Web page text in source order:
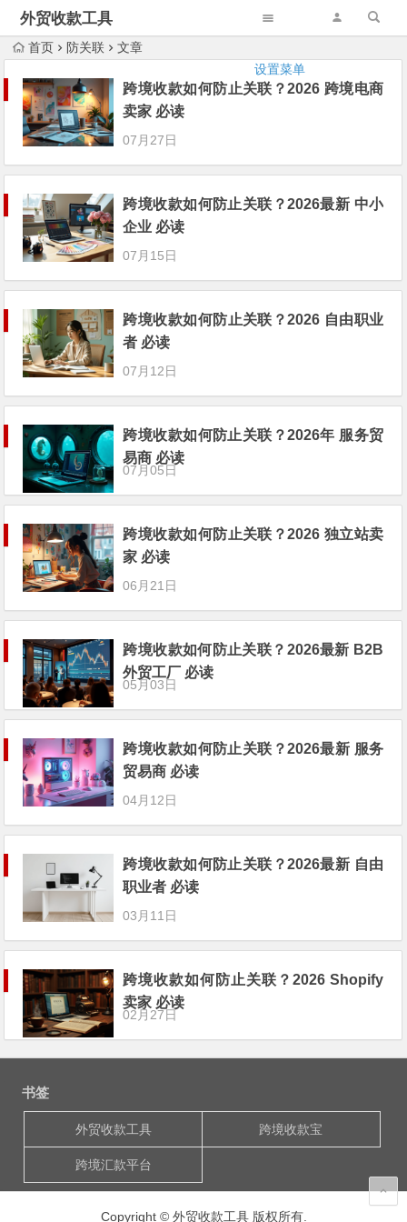
外贸收款工具
设置菜单
首页 防关联 文章
跨境收款如何防止关联？2026 跨境电商
卖家 必读
07月27日
跨境收款如何防止关联？2026最新 中小
企业 必读
07月15日
跨境收款如何防止关联？2026 自由职业
者 必读
07月12日
跨境收款如何防止关联？2026年 服务贸
易商 必读
07月05日
跨境收款如何防止关联？2026 独立站卖
家 必读
06月21日
跨境收款如何防止关联？2026最新 B2B
外贸工厂 必读
05月03日
跨境收款如何防止关联？2026最新 服务
贸易商 必读
04月12日
跨境收款如何防止关联？2026最新 自由
职业者 必读
03月11日
跨境收款如何防止关联？2026 Shopify
卖家 必读
02月27日
书签
外贸收款工具 跨境收款宝
跨境汇款平台
Copyright © 外贸收款工具 版权所有.